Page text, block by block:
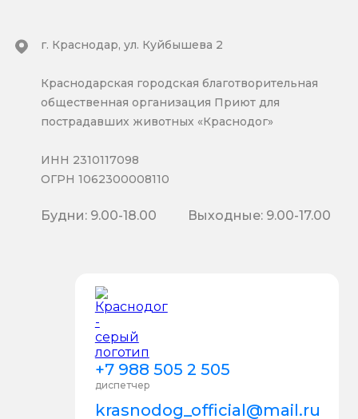
+7 988 505 2 505
диспетчер
krasnodog_official@mail.ru
г. Краснодар, ул. Куйбышева 2
Краснодарская городская благотворительная
общественная организация Приют для
пострадавших животных «Краснодог»
ИНН 2310117098
ОГРН 1062300008110
Будни: 9.00-18.00 Выходные: 9.00-17.00